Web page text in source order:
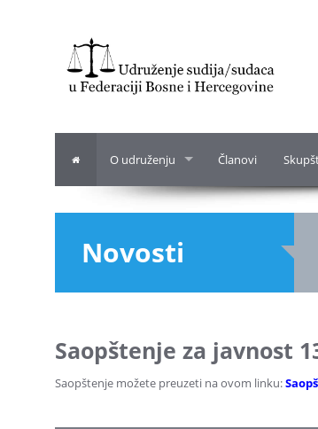
O udruženju Članovi
Novosti
Saopštenje za javnost
Saopštenje možete preuzeti na ovom linku: